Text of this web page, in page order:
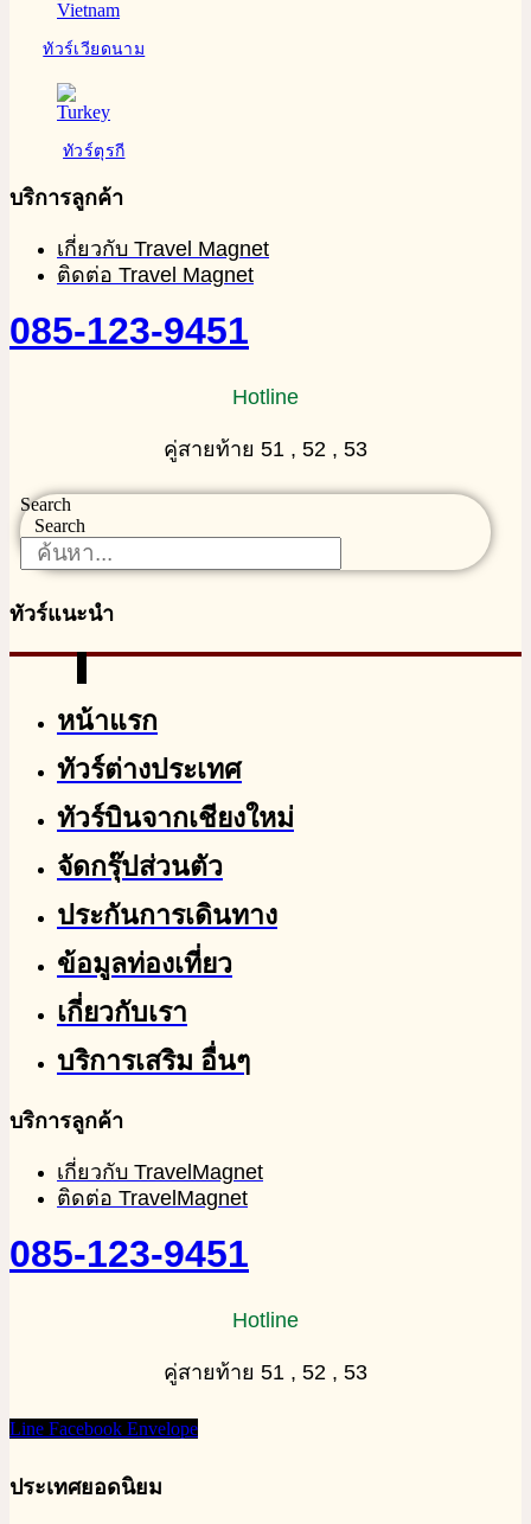
ทัวร์เวียดนาม
ทัวร์ตุรกี
บริการลูกค้า
เกี่ยวกับ Travel Magnet
ติดต่อ Travel Magnet
085-123-9451
Hotline
คู่สายท้าย 51 , 52 , 53
Search
Search
ทัวร์แนะนำ
หน้าแรก
ทัวร์ต่างประเทศ
ทัวร์บินจากเชียงใหม่
จัดกรุ๊ปส่วนตัว
ประกันการเดินทาง
ข้อมูลท่องเที่ยว
เกี่ยวกับเรา
บริการเสริม อื่นๆ
บริการลูกค้า
เกี่ยวกับ TravelMagnet
ติดต่อ TravelMagnet
085-123-9451
Hotline
คู่สายท้าย 51 , 52 , 53
Line Facebook Envelope
ประเทศยอดนิยม